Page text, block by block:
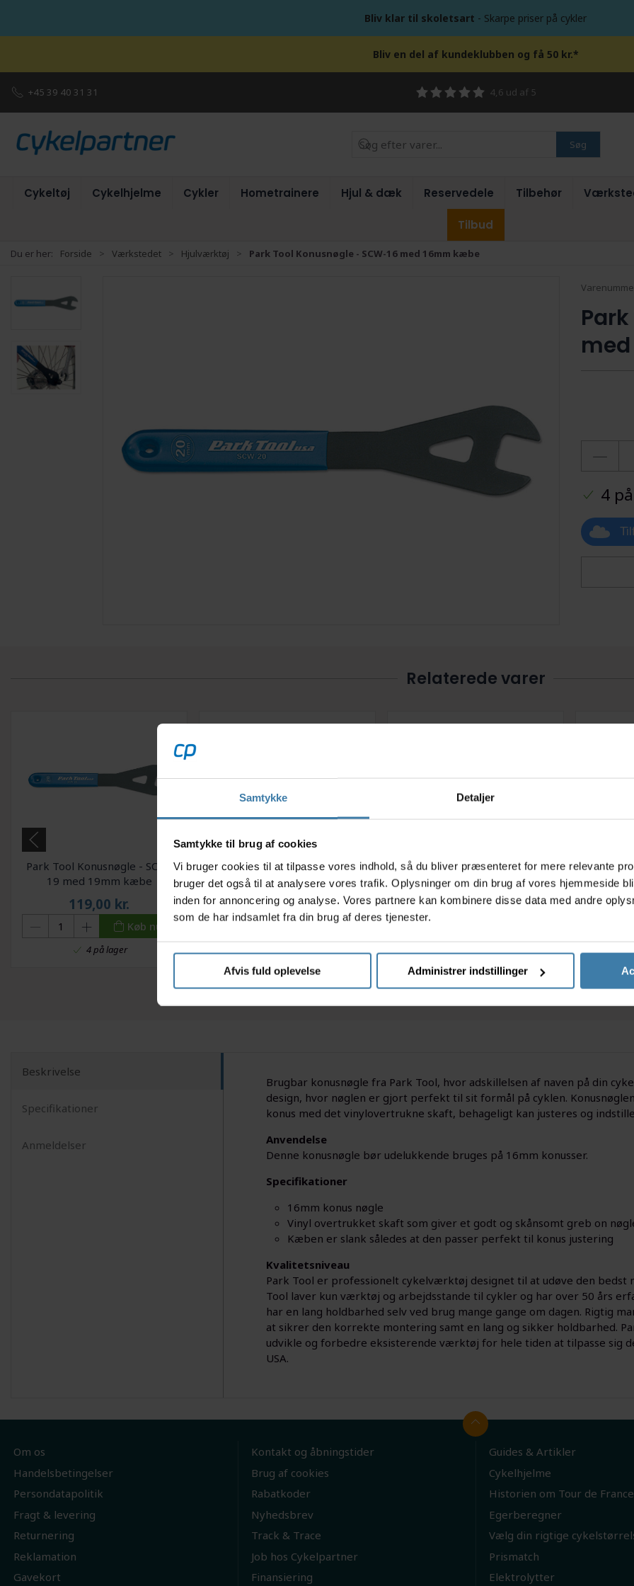
Samtykke Detaljer
Samtykke til brug af cookies
Vi bruger cookies til at tilpasse vores indhold, så du bliver præsenteret for mere relevante
bruger det også til at analysere vores trafik. Oplysninger om din brug af vores hjemmeside
inden for annoncering og analyse. Vores partnere kan kombinere disse data med andre
som de har indsamlet fra din brug af deres tjenester.
Afvis fuld oplevelse Administrer indstillinger
Bliv klar til skoletsart - Skarpe priser på cykler
Bliv en del af kundeklubben og få 50 kr.*
+45 39 40 31 31 4,6 ud af 5
Søg
Cykeltøj Cykelhjelme Cykler Hometrainere Hjul & dæk Reservedele Tilbehør
Tilbud
Du er her: Forside Værkstedet Hjulværktøj Park Tool Konusnøgle - SCW-16 med 16mm kæbe
4
Relaterede varer
Park Tool Konusnøgle - SCW-
19 med 19mm kæbe
119,00 kr.
Køb nu
4 på lager
Park Tool Konusnøgle - SCW-
18 med 18mm kæbe
119,00kr.
Køb nu
4 på lager
Konusnøgle Park Tool SCW-22
med 22mm kæbe
119,00kr.
6 på lager
Park
13
Beskrivelse
Specifikationer
Anmeldelser
Brugbar konusnøgle fra Park Tool, hvor adskillelsen af naven på din
design, hvor nøglen er gjort perfekt til sit formål på cyklen.
konus med det vinylovertrukne skaft, behageligt kan justeres og
Anvendelse
Denne konusnøgle bør udelukkende bruges på 16mm konusser.
Specifikationer
16mm konus nøgle
Vinyl overtrukket skaft som giver et godt og skånsomt greb on
Kæben er slank således at den passer perfekt til konus justering
Kvalitetsniveau
Park Tool er professionelt cykelværktøj designet til at udøve den bedst
Tool laver kun værktøj og arbejdsstande til cykler og har over 50 års
har en lang holdbarhed selv ved brug mange gange om dagen. Rigtig
at sikrer den korrekte montering samt en lang og sikker holdbarhed.
udvikle og forbedre eksisterende værktøj for hele tiden at tilpasse sig
USA.
Om os
Handelsbetingelser
Persondatapolitik
Fragt & levering
Returnering
Reklamation
Gavekort
Kontakt og åbningstider
Brug af cookies
Rabatkoder
Nyhedsbrev
Track & Trace
Job hos Cykelpartner
Finansiering
Guides & Artikler
Cykelhjelme
Historien om Tour de France
Egerberegner
Vælg din rigtige
Prismatch
Elektrolytter